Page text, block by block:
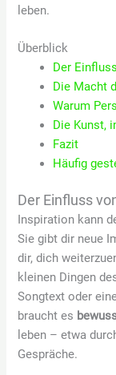
leben.
Überblick
Der
Die Macht
Warum
Die Kunst,
Fazit
Häufig
Der Einfluss
Inspiration kann
Sie gibt dir neue
dir, dich
kleinen Dingen
Songtext oder
braucht es
leben – etwa
Gespräche.